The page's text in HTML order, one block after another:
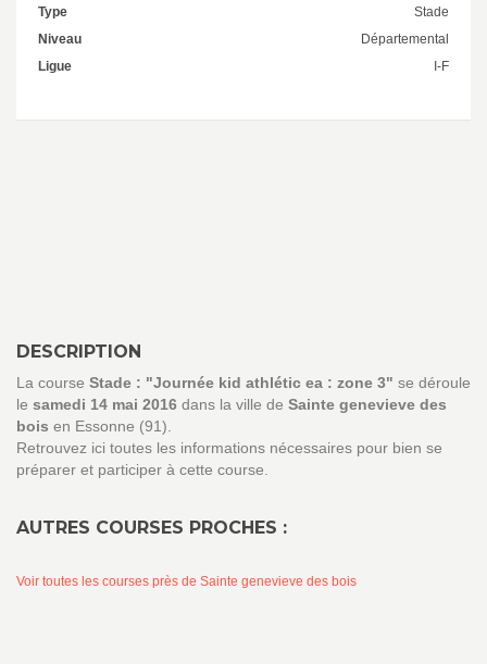
Type
Stade
Niveau
Départemental
Ligue
I-F
DESCRIPTION
La course Stade : "Journée kid athlétic ea : zone 3" se déroule
le samedi 14 mai 2016 dans la ville de Sainte genevieve des
bois en Essonne (91).
Retrouvez ici toutes les informations nécessaires pour bien se
préparer et participer à cette course.
AUTRES COURSES PROCHES :
Voir toutes les courses près de Sainte genevieve des bois